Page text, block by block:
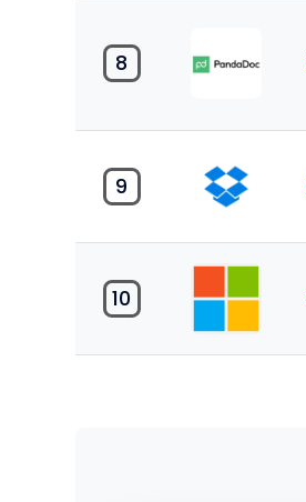
8
9
10